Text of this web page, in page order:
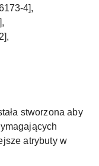
4],
stworzona aby
atrybuty w